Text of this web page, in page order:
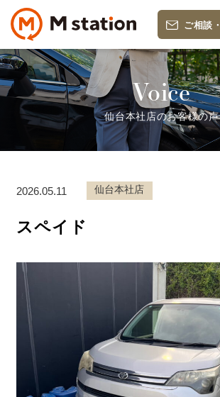
ご相談 ・
Voice
仙台本社店のお客様の声
2026.05.11 仙台本社店
スペイド